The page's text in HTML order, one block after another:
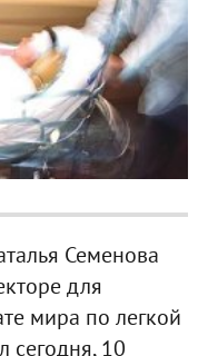
Семенова
для
мира по легкой
сегодня, 10